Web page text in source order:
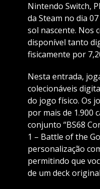
Nintendo Switch,
da Steam no dia
sol nascente. Nos
disponível tanto
fisicamente por
Nesta entrada,
colecionáveis
do jogo físico. Os
por mais de 1.900
conjunto “BS68
1 – Battle of the
personalização
permitindo que
de um deck